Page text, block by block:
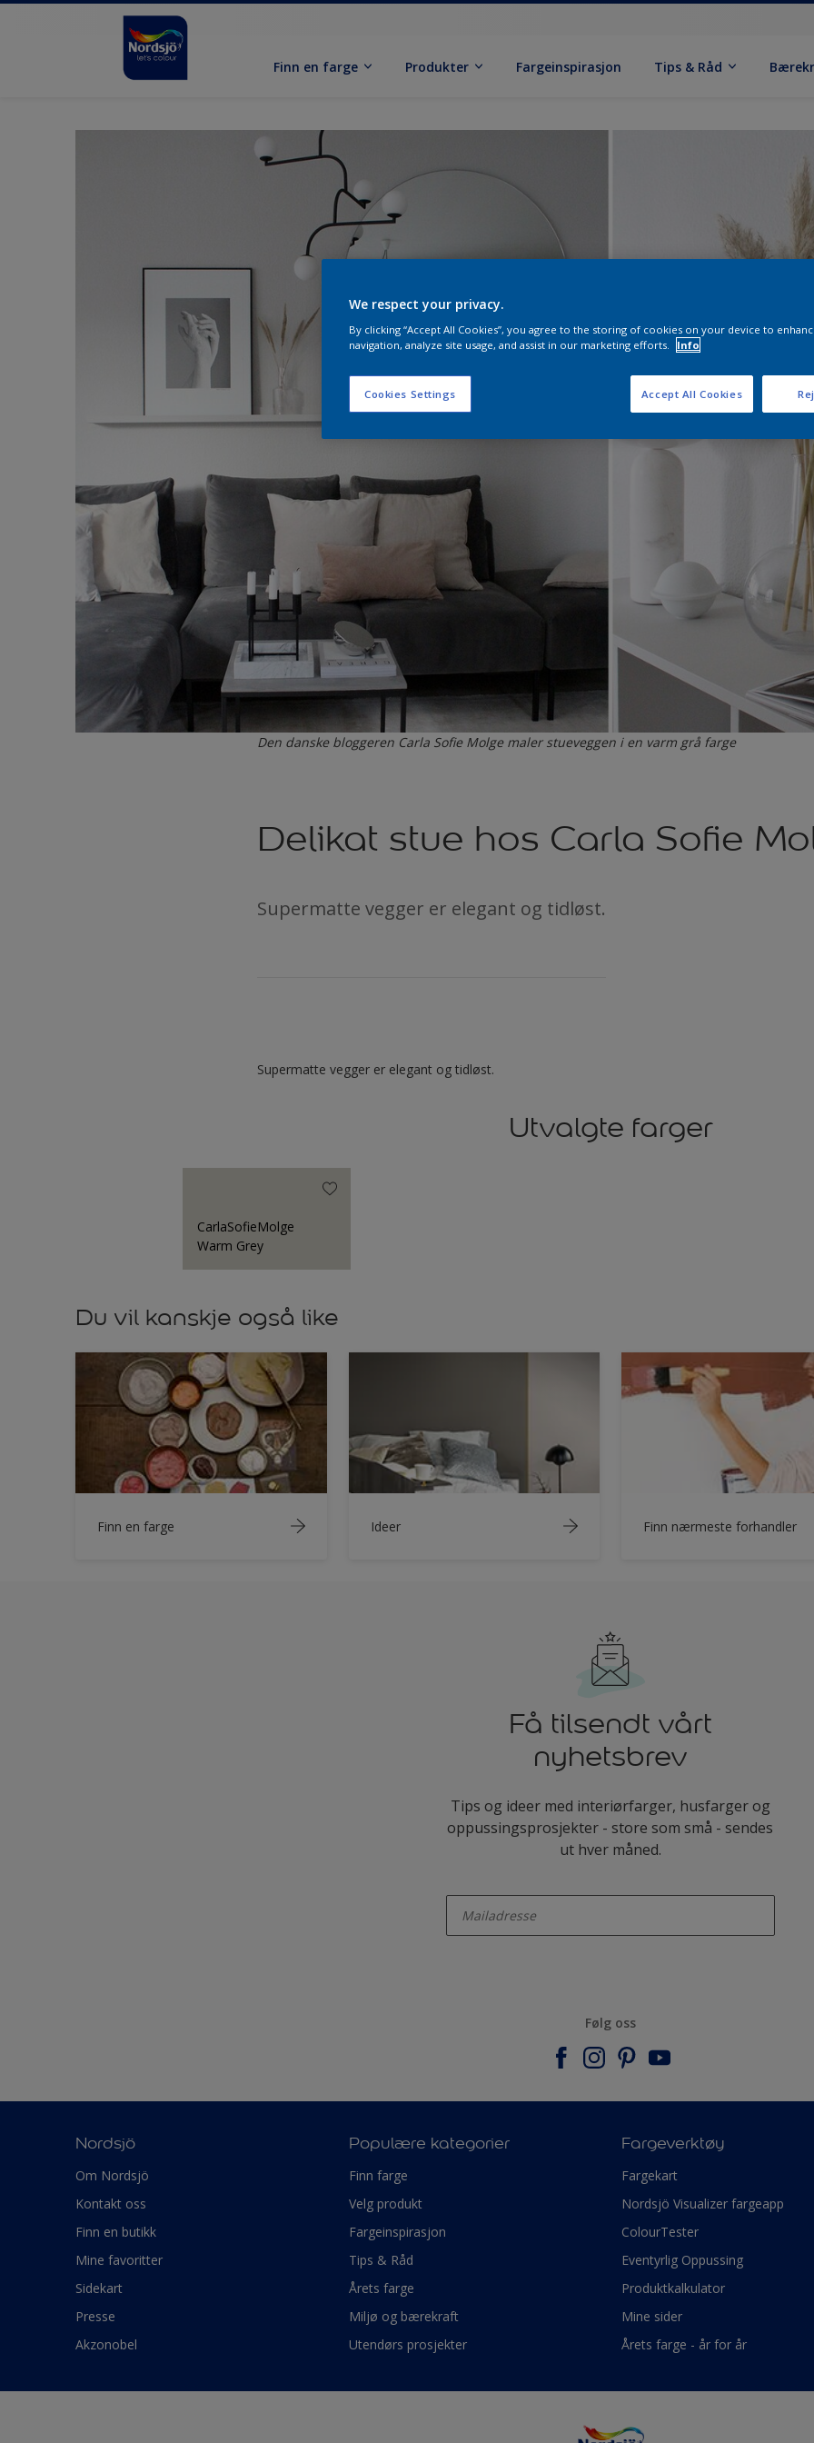
Finn en farge Produkter Fargeinspirasjon Tips & Råd
Den danske bloggeren Carla Sofie Molge maler stueveggen i en varm grå farge
Delikat stue hos Carla Sofie
Supermatte vegger er elegant og tidløst.
Supermatte vegger er elegant og tidløst.
Utvalgte farger
CarlaSofieMolge
Warm Grey
Du vil kanskje også like
Finn en farge Ideer Finn nærmeste forhandler
Få tilsendt vårt
nyhetsbrev
Tips og ideer med interiørfarger, husfarger og
oppussingsprosjekter - store som små - sendes
ut hver måned.
Følg oss
Nordsjö
Om Nordsjö
Kontakt oss
Finn en butikk
Mine favoritter
Sidekart
Presse
Akzonobel
Populære kategorier
Finn farge
Velg produkt
Fargeinspirasjon
Tips & Råd
Årets farge
Miljø og bærekraft
Utendørs prosjekter
Fargeverktøy
Fargekart
Nordsjö Visualizer fargeapp
ColourTester
Eventyrlig Oppussing
Produktkalkulator
Mine sider
Årets farge - år for år
We respect your privacy.
By clicking “Accept All Cookies”, you agree to the storing of cookies on your device to
navigation, analyze site usage, and assist in our marketing efforts.
Info
Cookies Settings Accept All Cookies